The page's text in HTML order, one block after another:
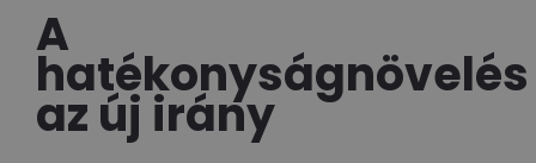
A
hatékonyságnövelés
az új irány